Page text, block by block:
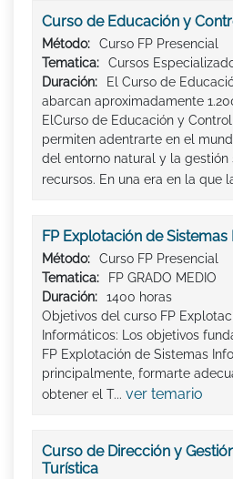
Curso de Educación y
Método:
Curso FP Presencial
Tematica:
Cursos
Duración:
El Curso de
abarcan aproximadamente
ElCurso de Educación y
permiten adentrarte en el
del entorno natural y la gestión
recursos. En una era en la que
FP Explotación de
Método:
Curso FP Presencial
Tematica:
FP GRADO MEDIO
Duración:
1400 horas
Objetivos del curso FP
Informáticos: Los objetivos
FP Explotación de Sistemas
principalmente, formarte
obtener el T... ver temario
Curso de Dirección y
Turística